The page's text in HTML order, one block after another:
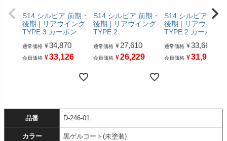
S14 シルビア 前期・
後期 | リアウイング
TYPE.3 カーボン
通常価格 ¥34,870
会員価格 ¥33,126
S14 シルビア 前期・
後期 | リアウイング
TYPE.2
通常価格 ¥ 27,610
会員価格 ¥26,229
S14 シルビア 前期
後期 | リアウイング
TYPE.2 カーボン
通常価格 ¥33,660
会員価格 ¥31,977
品番 D-246-01
カラー 黒ゲルコート(未塗装)